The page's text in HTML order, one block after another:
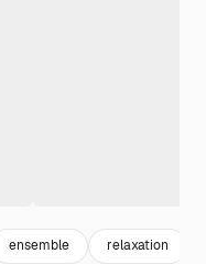
ensemble relaxation